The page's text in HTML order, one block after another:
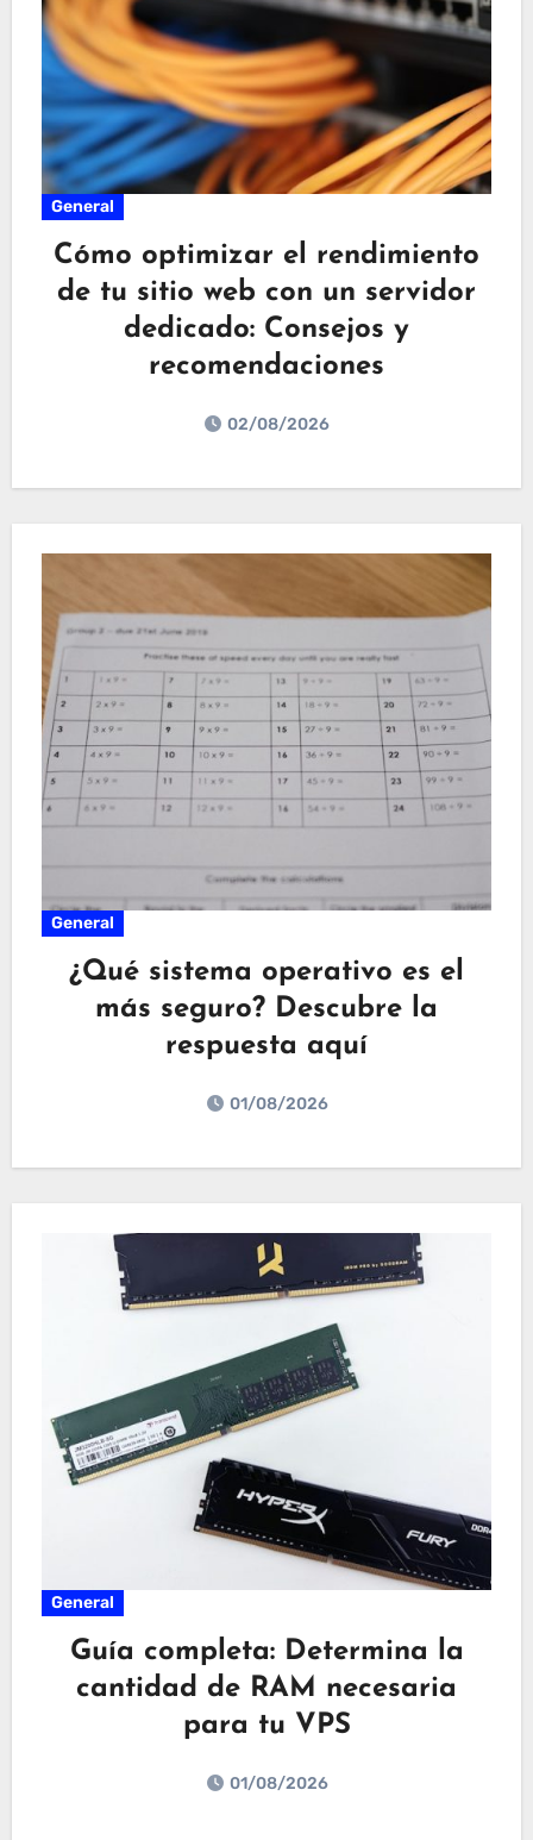
General
Cómo optimizar el rendimiento
de tu sitio web con un servidor
dedicado: Consejos y
recomendaciones
02/08/2026
General
¿Qué sistema operativo es el
más seguro? Descubre la
respuesta aquí
01/08/2026
General
Guía completa: Determina la
cantidad de RAM necesaria
para tu VPS
01/08/2026